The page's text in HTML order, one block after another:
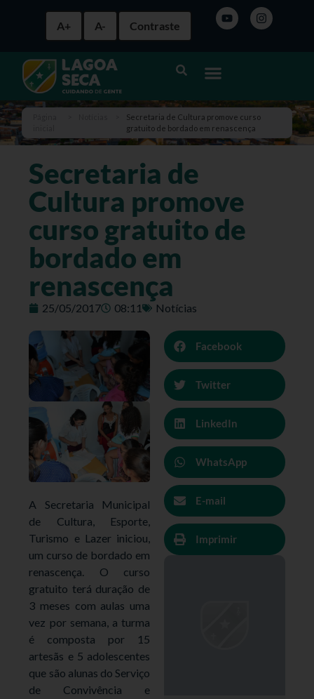
A+ A- Contraste
Secretaria de Cultura promove curso
gratuito de bordado em renascença
Secretaria de
Cultura promove
curso gratuito de
bordado em
renascença
25/05/2017 08:11 Notícias
A Secretaria Municipal
de Cultura, Esporte,
Turismo e Lazer iniciou,
um curso de bordado em
renascença. O curso
gratuito terá duração de
3 meses com aulas uma
vez por semana, a turma
é composta por 15
artesãs e 5 adolescentes
que são alunas do Serviço
de Convivência e
Facebook
Twitter
LinkedIn
WhatsApp
E-mail
Imprimir